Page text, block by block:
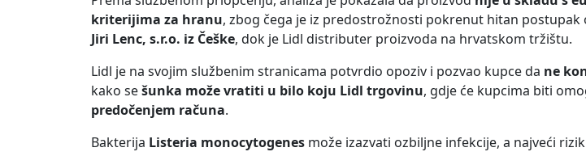
kriterijima za hranu, zbog čega je iz predostrožnosti pokrenut hitan postupak
Jiri Lenc, s.r.o. iz Češke, dok je Lidl distributer proizvoda na hrvatskom tržištu.
Lidl je na svojim službenim stranicama potvrdio opoziv i pozvao kupce da ne
kako sešunka može vratiti u bilo koju Lidl trgovinu, gdje će kupcima biti
predočenjem računa.
Bakterija Listeria monocytogenes može izazvati ozbiljne infekcije, a najveći